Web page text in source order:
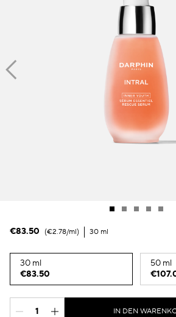
Dunkle Flecken und ungleichmäßiger Hautton
€83.50 €2.78/ml 30 ml
30 ml
€83.50
50 ml
IN DEN